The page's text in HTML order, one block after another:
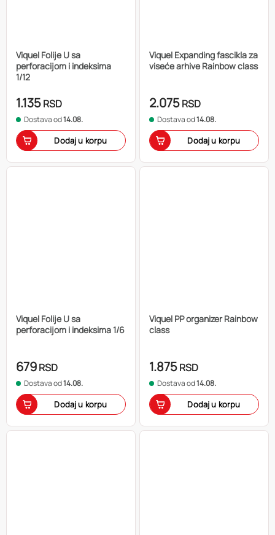
Viquel Folije U sa
perforacijom i indeksima
1/12
1.135RSD
Dostava od14.08.
Dodaj u korpu
Viquel Expanding fascikla za
viseće arhive Rainbow class
2.075RSD
Dostava od14.08.
Dodaj u korpu
Viquel Folije U sa
perforacijom i indeksima 1/6
679RSD
Dostava od14.08.
Dodaj u korpu
Viquel PP organizer Rainbow
class
1.875RSD
Dostava od14.08.
Dodaj u korpu